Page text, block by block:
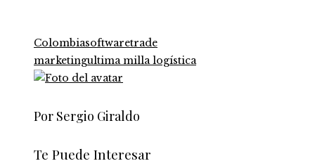
Colombiasoftwaretrade
marketingultima milla logística
Por Sergio Giraldo
Te Puede Interesar